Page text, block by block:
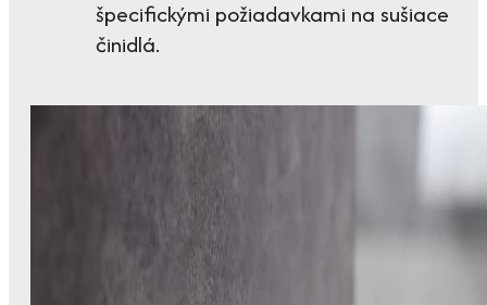
špecifickými požiadavkami na sušiace
činidlá.